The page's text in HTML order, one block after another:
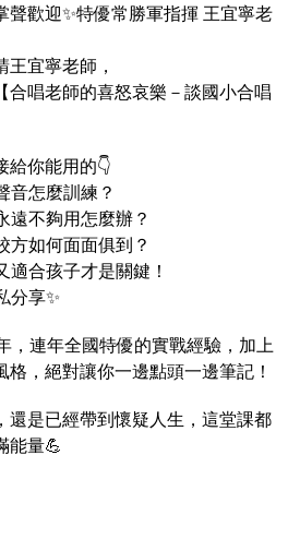
聲歡迎✨特優常勝軍指揮 王宜寧老
宜寧老師，
合唱老師的喜怒哀樂－談國小合唱
給你能用的👇
音怎麼訓練？
遠不夠用怎麼辦？
方如何面面俱到？
合孩子才是關鍵！
分享✨
，連年全國特優的實戰經驗，加上
，絕對讓你一邊點頭一邊筆記！
還是已經帶到懷疑人生，這堂課都
能量💪